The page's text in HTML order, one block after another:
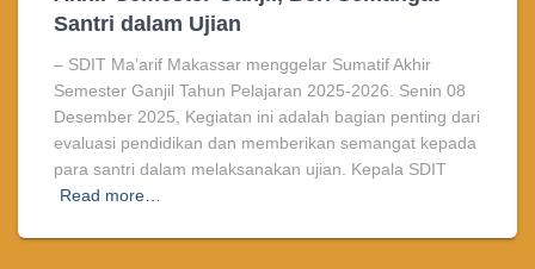
Santri dalam Ujian
– SDIT Ma’arif Makassar menggelar Sumatif Akhir
Semester Ganjil Tahun Pelajaran 2025-2026. Senin 08
Desember 2025, Kegiatan ini adalah bagian penting dari
evaluasi pendidikan dan memberikan semangat kepada
para santri dalam melaksanakan ujian. Kepala SDIT
Read more…